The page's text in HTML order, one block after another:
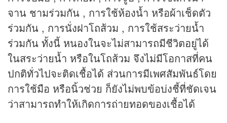
จาน ชามร่วมกัน , การใช้ห้องน้ำ หรือผ้าเช็ดตัว
ร่วมกัน , การนั่งฝาโถส้วม , การใช้สระว่ายน้ำ
ร่วมกัน ทั้งนี้ หนองในจะไม่สามารถมีชีวิตอยู่ได้
ในสระว่ายน้ำ หรือในโถส้วม จึงไม่มีโอกาสที่คน
ปกติทั่วไปจะติดเชื้อได้ ส่วนการมีเพศสัมพันธ์โดย
การใช้มือ หรือนิ้วช่วย ก็ยังไม่พบข้อบ่งชี้ที่ชัดเจน
ว่าสามารถทำให้เกิดการถ่ายทอดของเชื้อได้